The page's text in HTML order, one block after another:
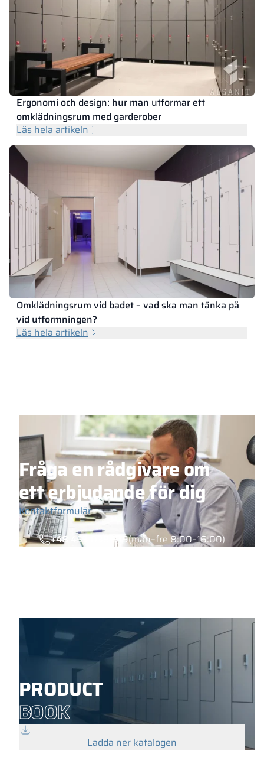
Ergonomi och design: hur man utformar ett
omklädningsrum med garderober
Läs hela artikeln
Omklädningsrum vid badet – vad ska man tänka på
vid utformningen?
Läs hela artikeln
Fråga en rådgivare om
ett erbjudande för dig
Kontaktformulär
+48 453 039 919(mån–fre 8:00–16:00)
PRODUCT
BOOK
Ladda ner katalogen